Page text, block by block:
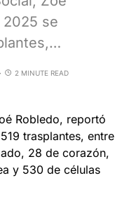
se
2 MINUTE READ
Robledo, reportó
trasplantes, entre
28 de corazón,
y 530 de células